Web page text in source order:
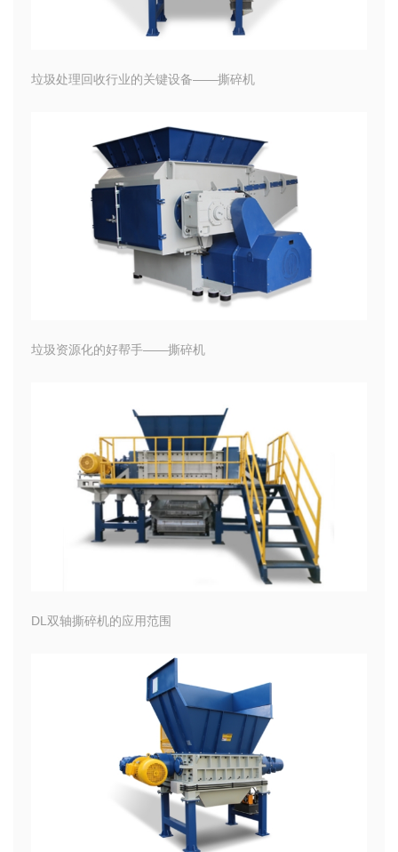
垃圾处理回收行业的关键设备——撕碎机
垃圾资源化的好帮手——撕碎机
DL双轴撕碎机的应用范围